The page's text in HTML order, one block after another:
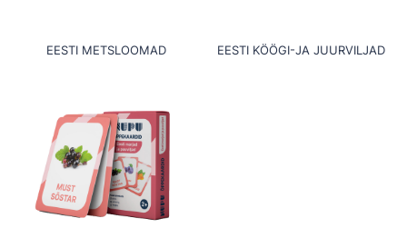
EESTI METSLOOMAD EESTI KÖÖGI-JA JUURVILJAD